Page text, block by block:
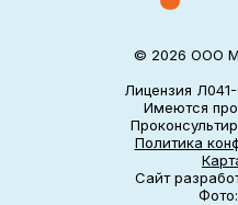
© 2026 ООО
Лицензия
Имеются
Политика
Сайт
Фото: